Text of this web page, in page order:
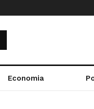
Economia